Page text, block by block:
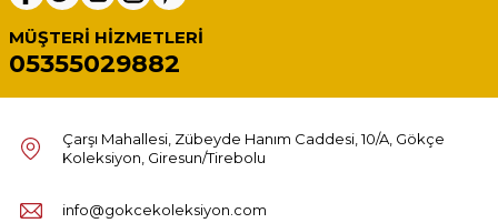
MÜŞTERI HIZMETLERI
05355029882
Çarşı Mahallesi, Zübeyde Hanım Caddesi, 10/A, Gökçe
Koleksiyon, Giresun/Tirebolu
info@gokcekoleksiyon.com